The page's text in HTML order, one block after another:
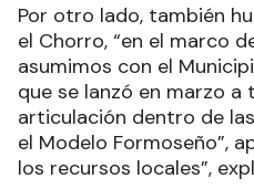
Por otro lado, también
el Chorro, “en el marco
asumimos con el
que se lanzó en marzo
articulación dentro de
el Modelo Formoseño”,
los recursos locales”,